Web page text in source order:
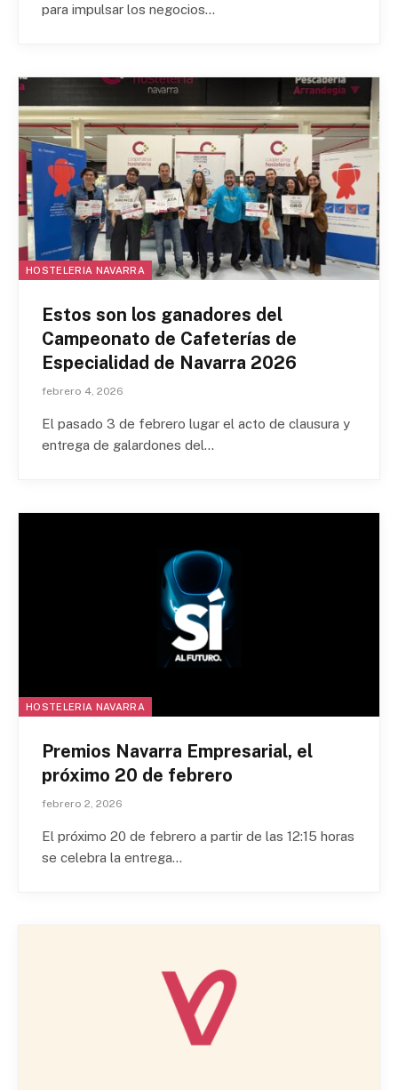
para impulsar los negocios…
HOSTELERIA NAVARRA
Estos son los ganadores del
Campeonato de Cafeterías de
Especialidad de Navarra 2026
febrero 4, 2026
El pasado 3 de febrero lugar el acto de clausura y
entrega de galardones del…
HOSTELERIA NAVARRA
Premios Navarra Empresarial, el
próximo 20 de febrero
febrero 2, 2026
El próximo 20 de febrero a partir de las 12:15 horas
se celebra la entrega…